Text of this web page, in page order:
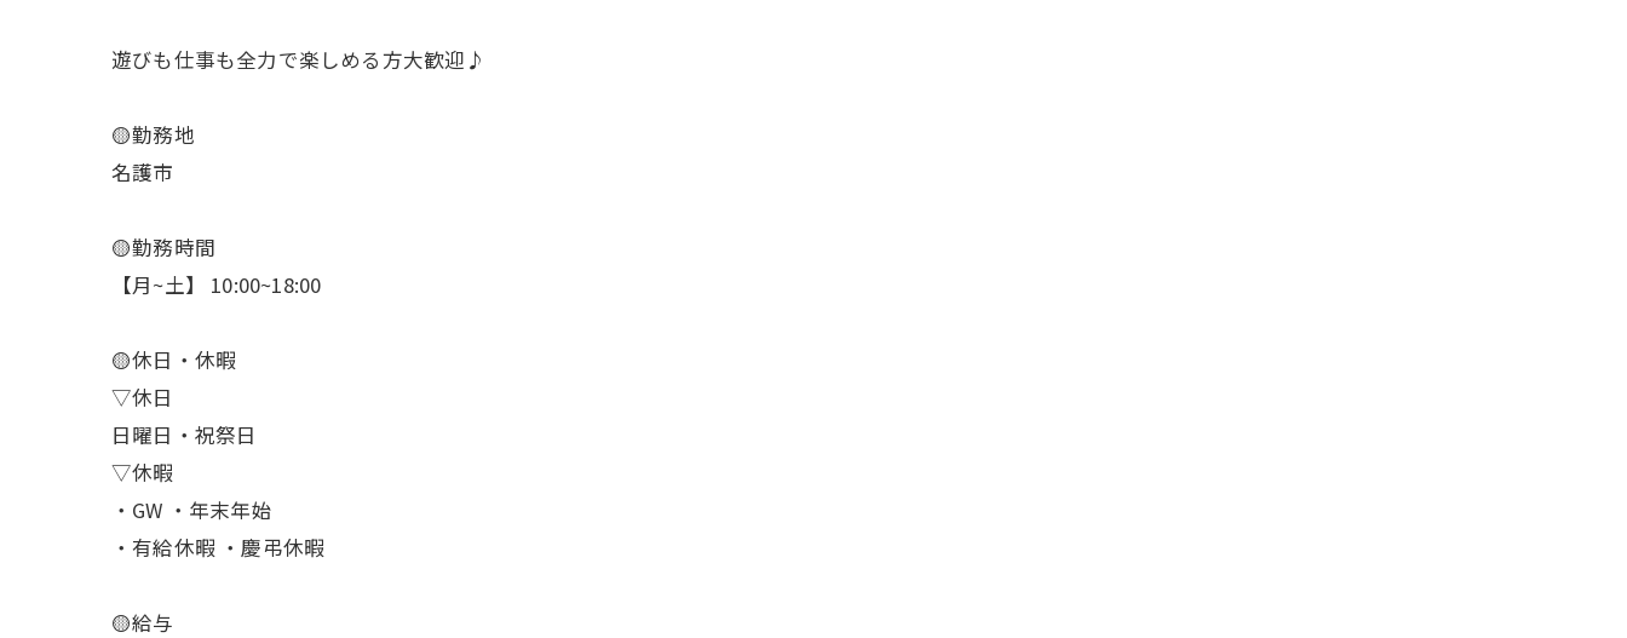
遊びも仕事も全力で楽しめる方大歓迎♪
🟡勤務地
名護市
🟡勤務時間
【月~土】 10:00~18:00
🟡休日・休暇
▽休日
日曜日・祝祭日
▽休暇
・GW ・年末年始
・有給休暇 ・慶弔休暇
🟡給与